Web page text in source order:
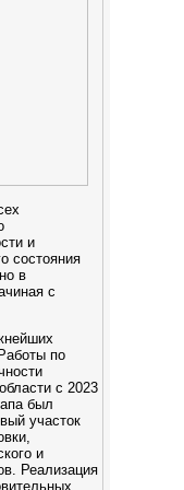
и
состояния
в
с
по
с 2023
был
участок
и
Реализация